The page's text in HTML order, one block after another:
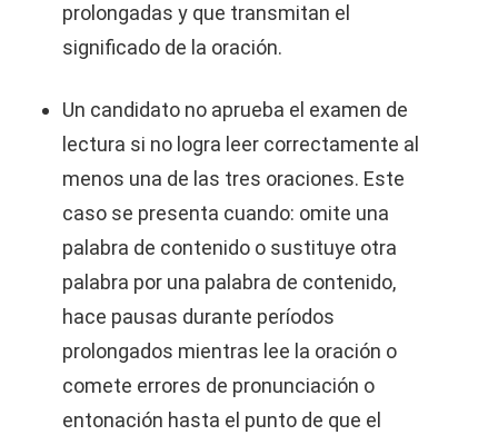
prolongadas y que transmitan el
significado de la oración.
Un candidato no aprueba el examen de
lectura si no logra leer correctamente al
menos una de las tres oraciones. Este
caso se presenta cuando: omite una
palabra de contenido o sustituye otra
palabra por una palabra de contenido,
hace pausas durante períodos
prolongados mientras lee la oración o
comete errores de pronunciación o
entonación hasta el punto de que el